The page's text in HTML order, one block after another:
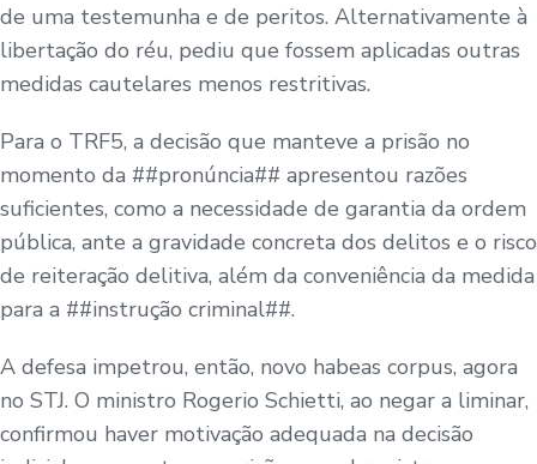
de uma testemunha e de peritos. Alternativamente à
libertação do réu, pediu que fossem aplicadas outras
medidas cautelares menos restritivas.
Para o TRF5, a decisão que manteve a prisão no
momento da ##pronúncia## apresentou razões
suficientes, como a necessidade de garantia da ordem
pública, ante a gravidade concreta dos delitos e o risco
de reiteração delitiva, além da conveniência da medida
para a ##instrução criminal##.
A defesa impetrou, então, novo habeas corpus, agora
no STJ. O ministro Rogerio Schietti, ao negar a liminar,
confirmou haver motivação adequada na decisão